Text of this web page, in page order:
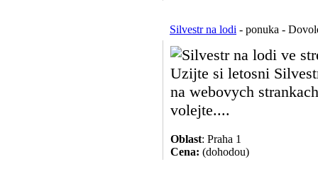
Silvestr na lodi - ponuka -
Silvestr na lodi ve
Uzijte si letosni
na webovych
volejte....
Oblast: Praha 1
Cena: (dohodou)